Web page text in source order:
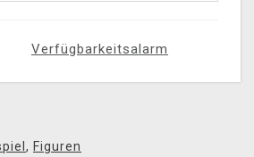
Verfügbarkeitsalarm
, Figuren